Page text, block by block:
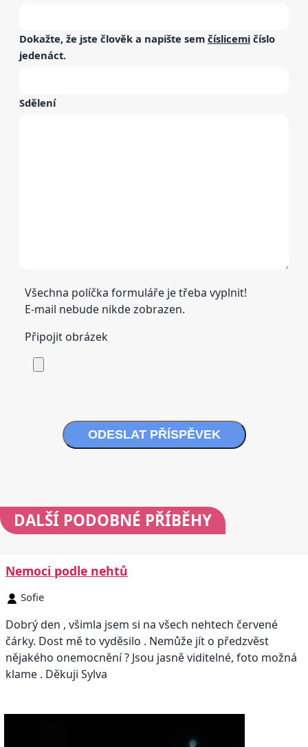
Dokažte, že jste člověk a napište sem číslicemi číslo
jedenáct.
Sdělení
Všechna políčka formuláře je třeba vyplnit!
E-mail nebude nikde zobrazen.
Připojit obrázek
ODESLAT PŘÍSPĚVEK
DALŠÍ PODOBNÉ PŘÍBĚHY
Nemoci podle nehtů
Sofie
Dobrý den , všimla jsem si na všech nehtech červené
čárky. Dost mě to vyděsilo . Nemůže jít o předzvěst
nějakého onemocnění ? Jsou jasně viditelné, foto možná
klame . Děkuji Sylva